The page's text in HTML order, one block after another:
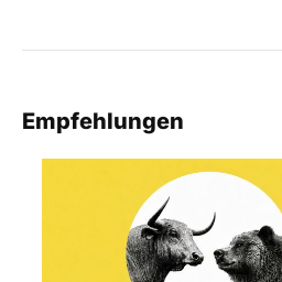
Empfehlungen